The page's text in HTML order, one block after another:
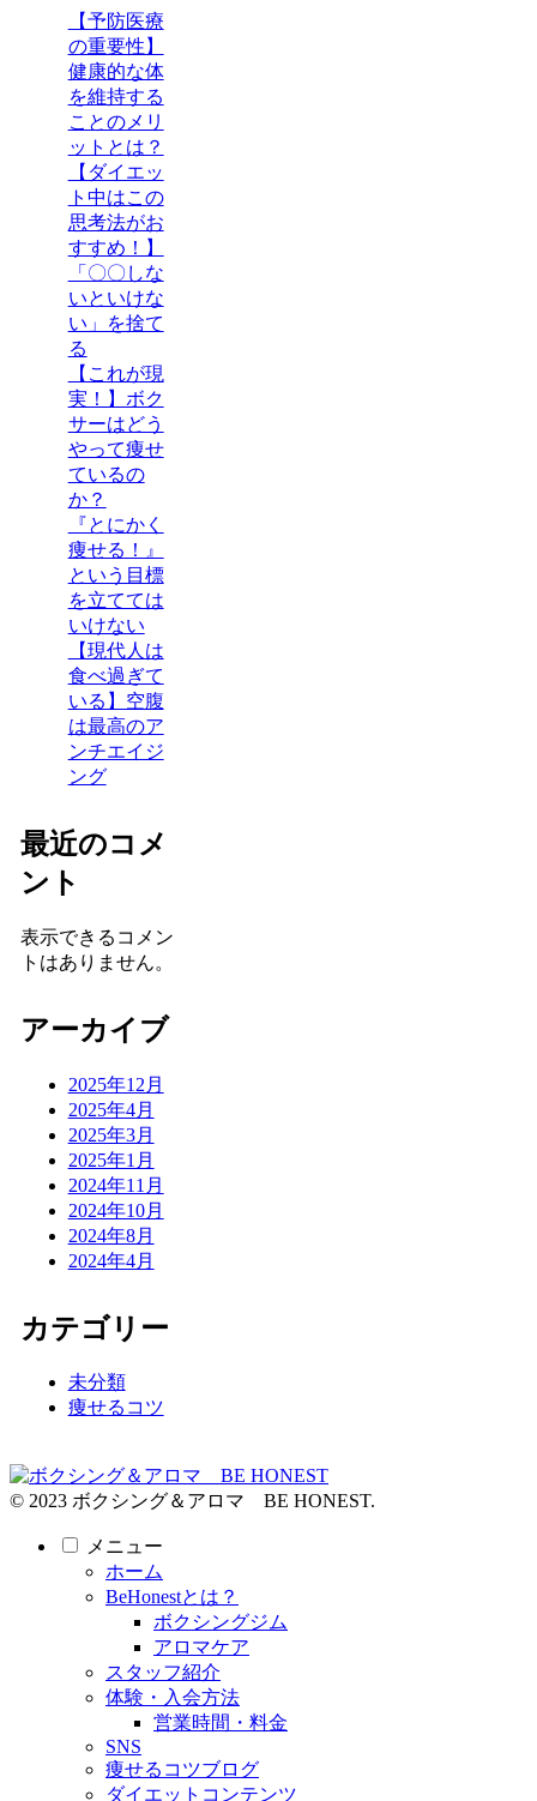
【予防医療
の重要性】
健康的な体
を維持する
ことのメリ
ットとは？
【ダイエッ
ト中はこの
思考法がお
すすめ！】
「〇〇しな
いといけな
い」を捨て
る
【これが現
実！】ボク
サーはどう
やって痩せ
ているの
か？
『とにかく
痩せる！』
という目標
を立てては
いけない
【現代人は
食べ過ぎて
いる】空腹
は最高のア
ンチエイジ
ング
最近のコメ
ント
表示できるコメン
トはありません。
アーカイブ
2025年12月
2025年4月
2025年3月
2025年1月
2024年11月
2024年10月
2024年8月
2024年4月
カテゴリー
未分類
痩せるコツ
© 2023 ボクシング＆アロマ BE HONEST.
メニュー
ホーム
BeHonestとは？
ボクシングジム
アロマケア
スタッフ紹介
体験・入会方法
営業時間・料金
SNS
痩せるコツブログ
ダイエットコンテンツ